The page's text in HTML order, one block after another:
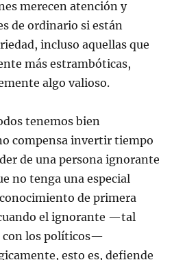
merecen atención y
de ordinario si están
incluso aquellas que
más estrambóticas,
algo valioso.
tenemos bien
compensa invertir tiempo
de una persona ignorante
no tenga una especial
de primera
el ignorante —tal
con los políticos—
esto es, defiende